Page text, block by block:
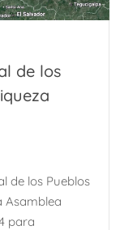
de los
de los Pueblos
Asamblea
para